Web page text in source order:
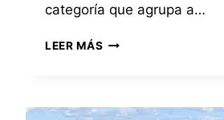
I
O
I
categoría que agrupa a…
LEER MÁS E
U